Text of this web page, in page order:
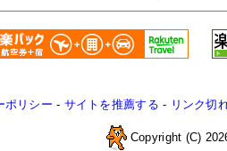
ポリシー - サイトを推薦する - リンク切
Copyright (C)